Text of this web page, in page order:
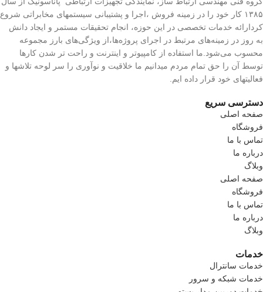
۱۳۸۵ کار خود را در زمینه فروش ،اجرا و پشتیبانی سیستمهای مخابراتی شروع
کردارائه خدمات تخصصی در این حوزه، انجام تحقیقات مستمر و ایجاد دانش
به‌ روز در زمینه‌های مرتبط در اجرای پروژه‌ها،از ویژگی‌های بارز مجموعه
محسوب می‌شود.ما استفاده از کامپیوتر و اینترنت و راحت تر شدن کارها
توسط آن را حق تمام مردم میدانیم ما خلاقیت و نوآوری را سر لوحه تلاشها و
فعالیتهای خود قرار داده ایم.
دسترسی سریع
صفحه اصلی
فروشگاه
تماس با ما
درباره ما
وبلاگ
صفحه اصلی
فروشگاه
تماس با ما
درباره ما
وبلاگ
خدمات
خدمات سانترال
خدمات شبکه و سرور